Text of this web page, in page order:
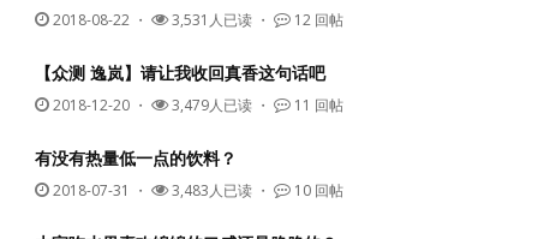
2018-08-22 ・ 3,531人已读 ・ 12 回帖
【众测 逸岚】请让我收回真香这句话吧
2018-12-20 ・ 3,479人已读 ・ 11 回帖
有没有热量低一点的饮料？
2018-07-31 ・ 3,483人已读 ・ 10 回帖